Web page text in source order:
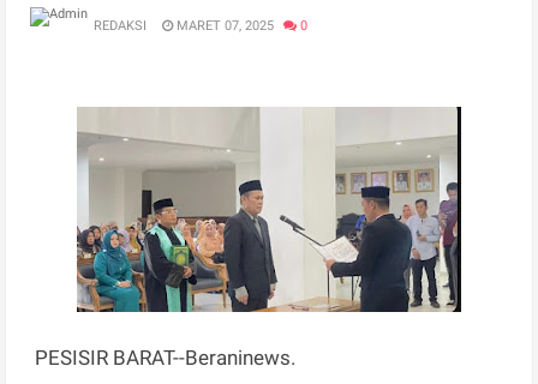
REDAKSI MARET 07, 2025 0
PESISIR BARAT--Beraninews.